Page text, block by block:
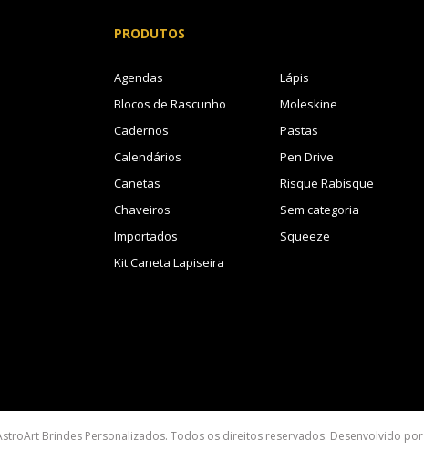
PRODUTOS
Agendas
Blocos de Rascunho
Cadernos
Calendários
Canetas
Chaveiros
Importados
Kit Caneta Lapiseira
Lápis
Moleskine
Pastas
Pen Drive
Risque Rabisque
Sem categoria
Squeeze
Brindes Personalizados. Todos os direitos reservados. Desenvolvido por